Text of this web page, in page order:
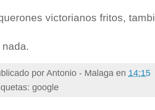
victorianos fritos,
nada.
porAntonio - Malaga en 14:15
google